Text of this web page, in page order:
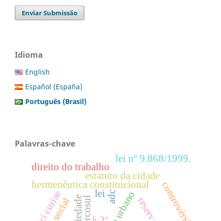
Enviar Submissão
Idioma
English
Español (España)
Português (Brasil)
Palavras-chave
hermenêutica constitucional
estatuto da cidade
lei
direito do trabalho
controvérsias
adc
lei nº 9.868/1999.